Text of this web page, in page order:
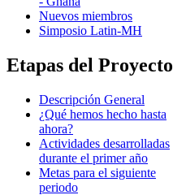
Nuevos miembros
Simposio Latin-MH
Etapas del Proyecto
Descripción General
¿Qué hemos hecho hasta
ahora?
Actividades desarrolladas
durante el primer año
Metas para el siguiente
periodo